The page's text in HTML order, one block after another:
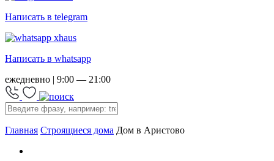
Написать в telegram
Написать в whatsapp
ежедневно | 9:00 — 21:00
Главная Строящиеся дома Дом в Аристово